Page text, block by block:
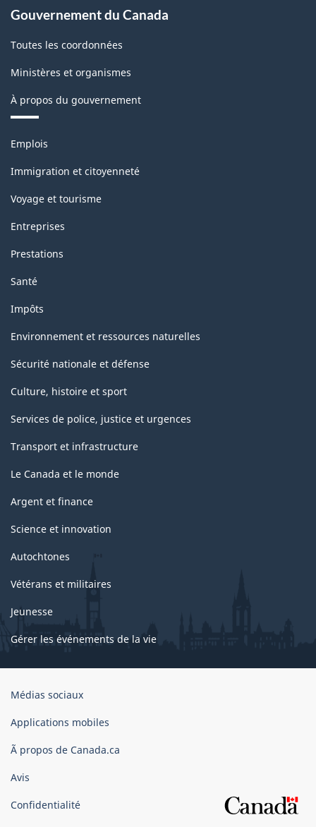
Gouvernement du Canada
Toutes les coordonnées
Ministères et organismes
À propos du gouvernement
Thèmes
sujets
Emplois
Immigration et citoyenneté
Voyage et tourisme
Entreprises
Prestations
Santé
Impôts
Environnement et ressources naturelles
Sécurité nationale et défense
Culture, histoire et sport
Services de police, justice et urgences
Transport et infrastructure
Le Canada et le monde
Argent et finance
Science et innovation
Autochtones
Vétérans et militaires
Jeunesse
Gérer les événements de la vie
Organisation
gouvernement
Canada
Médias sociaux
Applications mobiles
Ã propos de Canada.ca
Avis
Confidentialité